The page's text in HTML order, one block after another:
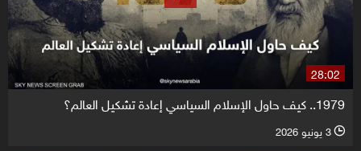
28:02
1979.. كيف حاول الإسلام السياسي إعادة تشكيل العالم؟
l 3 يونيو 2026